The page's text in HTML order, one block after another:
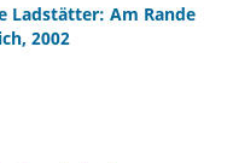
Ladstätter: Am Rande
2002